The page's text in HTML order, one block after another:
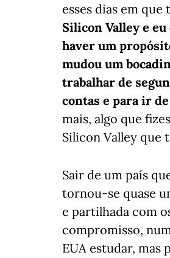
esses dias em que
Silicon Valley e
haver um
mudou um
trabalhar de
contas e para ir
mais, algo que
Silicon Valley que
Sair de um país
tornou-se quase
e partilhada com
compromisso,
EUA estudar,